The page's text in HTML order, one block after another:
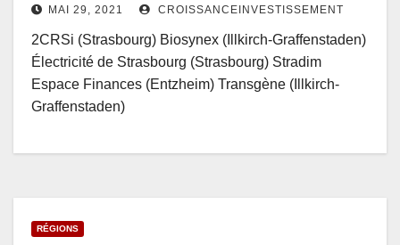
MAI 29, 2021 CROISSANCEINVESTISSEMENT
2CRSi (Strasbourg) Biosynex (Illkirch-Graffenstaden)
Électricité de Strasbourg (Strasbourg) Stradim
Espace Finances (Entzheim) Transgène (Illkirch-
Graffenstaden)
RÉGIONS